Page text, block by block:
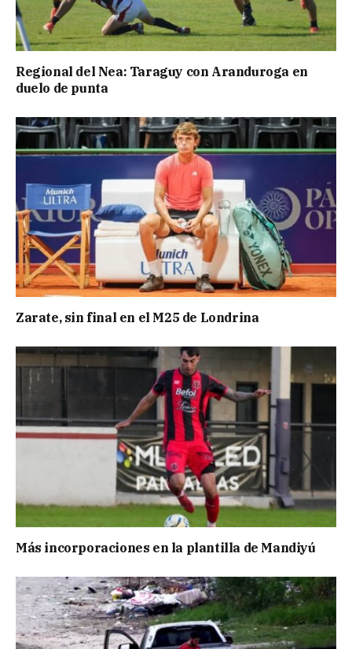
Regional del Nea: Taraguy con Aranduroga en
duelo de punta
Zarate, sin final en el M25 de Londrina
Más incorporaciones en la plantilla de Mandiyú